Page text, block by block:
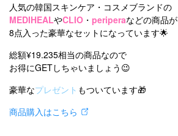
人気の韓国スキンケア・コスメブランドの
MEDIHEALやCLIO ・ periperaなどの商品が
8点入った豪華なセットになっています🌟
総額¥19.235相当の商品なので
お得にGETしちゃいましょう😉
豪華なプレゼント もついています🎁
商品購入はこちら